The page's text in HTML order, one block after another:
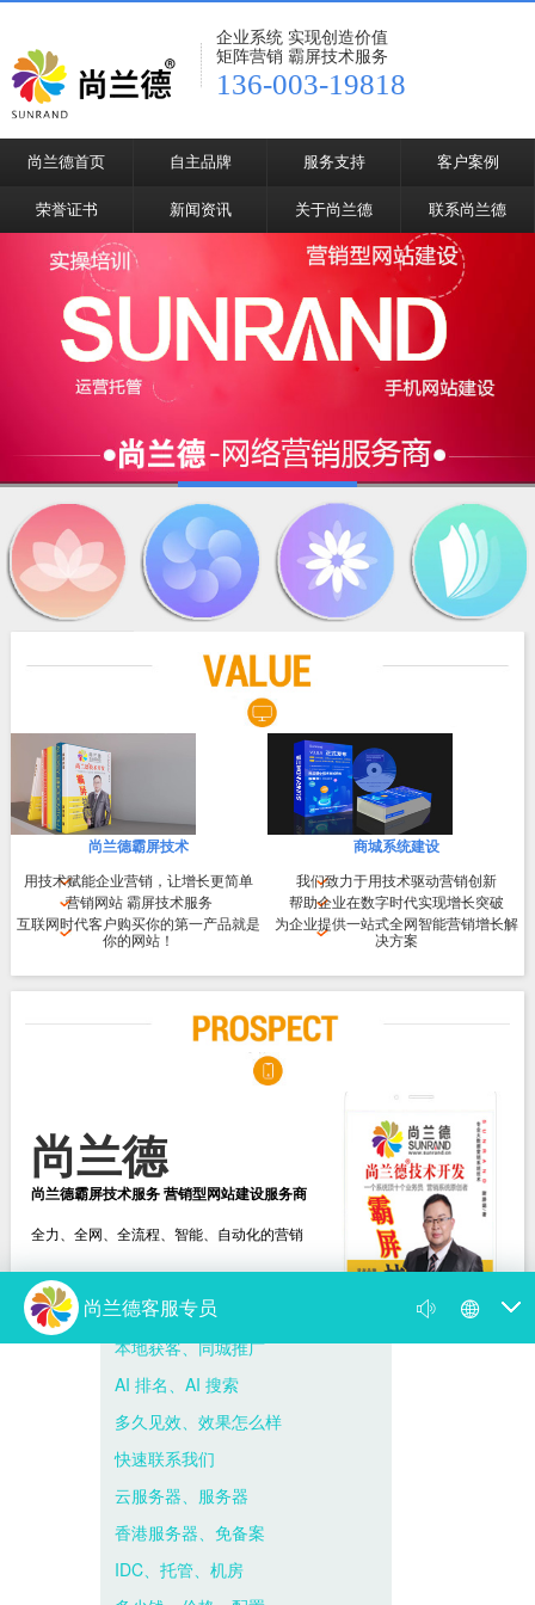
企业系统 实现创造价值
矩阵营销 霸屏技术服务
136-003-19818
尚兰德首页 自主品牌 服务支持 客户案例
荣誉证书 新闻资讯 关于尚兰德 联系尚兰德
尚兰德霸屏技术
用技术赋能企业营销，让增长更简单
营销网站 霸屏技术服务
互联网时代客户购买你的第一产品就是
你的网站！
商城系统建设
我们致力于用技术驱动营销创新
帮助企业在数字时代实现增长突破
为企业提供一站式全网智能营销增长解
决方案
尚兰德
尚兰德霸屏技术服务 营销型网站建设服务商
全力、全网、全流程、智能、自动化的营销
选择尚兰德
打造营销型网站建设服务商
你的网络营销为何出了问题 病根在思想上
尚兰德霸屏技术服务 营销型网站建设服务商
霸屏是什么意思，百度霸屏推广的方法与...
尚兰德带你揭开 “霸占屏幕” 的神秘面纱